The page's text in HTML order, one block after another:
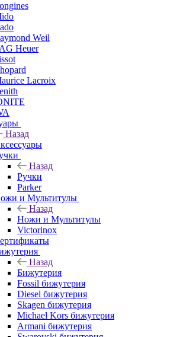
Weil
Heuer
Lacroix
Назад
Назад
Ручки
Parker
и Мультитулы
Назад
Ножи и Мультитулы
Victorinox
Назад
Бижутерия
Fossil бижутерия
Diesel бижутерия
Skagen бижутерия
Michael Kors бижутерия
Armani бижутерия